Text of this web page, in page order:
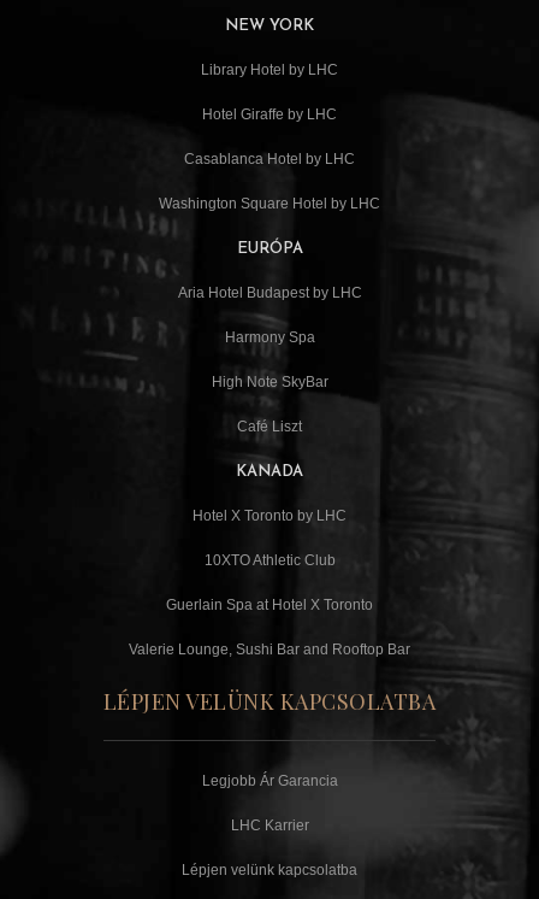
NEW YORK
Library Hotel by LHC
Hotel Giraffe by LHC
Casablanca Hotel by LHC
Washington Square Hotel by LHC
EURÓPA
Aria Hotel Budapest by LHC
Harmony Spa
High Note SkyBar
Café Liszt
KANADA
Hotel X Toronto by LHC
10XTO Athletic Club
Guerlain Spa at Hotel X Toronto
Valerie Lounge, Sushi Bar and Rooftop Bar
LÉPJEN VELÜNK KAPCSOLATBA
Legjobb Ár Garancia
LHC Karrier
Lépjen velünk kapcsolatba